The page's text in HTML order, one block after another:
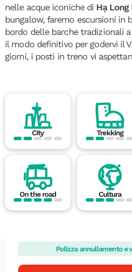
nelle acque iconiche di Hạ Long
bungalow, faremo escursioni in
bordo delle barche tradizionali
il modo definitivo per godervi il
giorni, i posti in treno vi
City Trekking
On the road Cultura
Polizza annullamento e